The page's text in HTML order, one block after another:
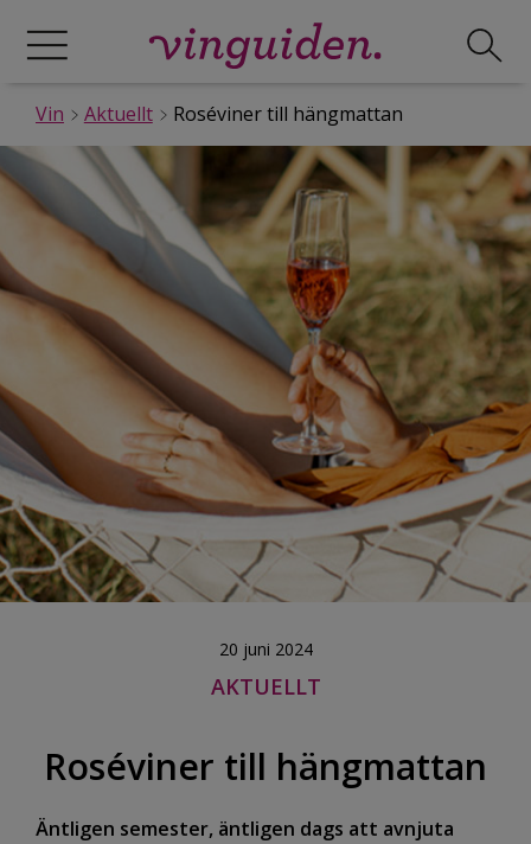
Vin Aktuellt Roséviner till hängmattan
20 juni 2024
AKTUELLT
Roséviner till hängmattan
Äntligen semester, äntligen dags att avnjuta